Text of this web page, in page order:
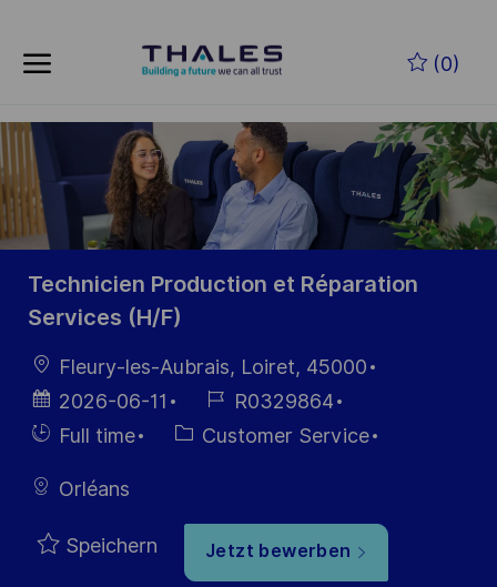
(0)
-
Technicien Production et Réparation
Services (H/F)
Ort
Fleury-les-Aubrais, Loiret, 45000
Datum der
Veröffentlichung
2026-06-11
Job-
ID
R0329864
Einstellunngstyp
Full time Kategorie
Customer Service
Orléans
Speichern Jetzt bewerben